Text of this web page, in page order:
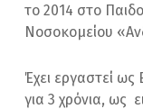
το 2014 στο
Νοσοκομείου
Έχει εργαστεί
για 3 χρόνια, ως